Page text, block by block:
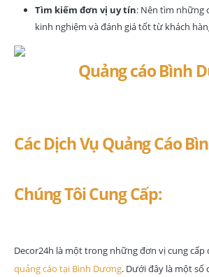
Tìm kiếm đơn vị uy tín: Nên tìm những
kinh nghiệm và đánh giá tốt từ khách
Các Dịch Vụ Quảng Cáo
Chúng Tôi Cung Cấp:
Decor24h là một trong những đơn vị cung cấp
quảng cáo tại Bình Dương. Dưới đây là một số